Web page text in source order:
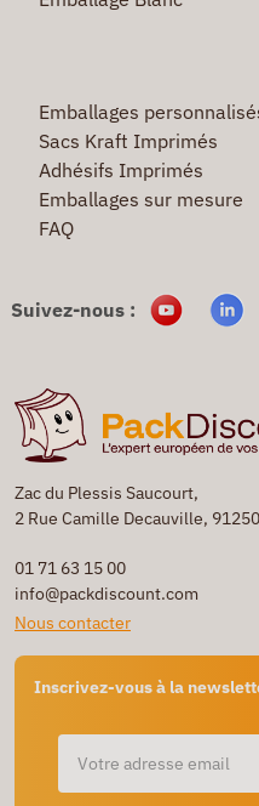
Zac du Plessis Saucourt,
2 Rue Camille Decauville,
01 71 63 15 00
info@packdiscount.com
Nous contacter
Inscrivez-vous à la
Emballages
Sacs Kraft Imprimés
Adhésifs Imprimés
Emballages sur mesure
FAQ
Suivez-nous :